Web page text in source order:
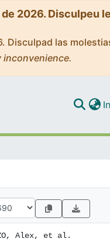
2026. Disculpeu
Disculpad las
Alex, et al.